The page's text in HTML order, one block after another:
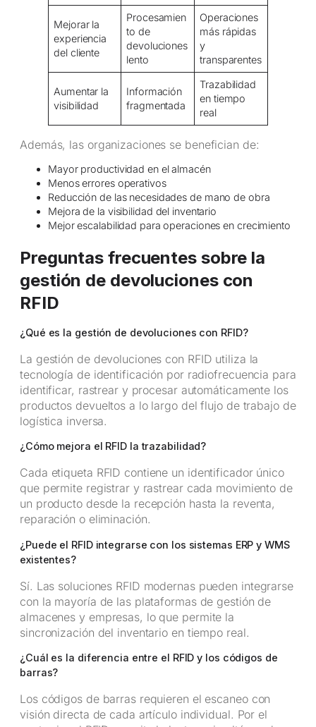
Mejorar la
experiencia
del cliente
Procesamien
to de
devoluciones
lento
Operaciones
más rápidas
y
transparentes
Aumentar la
visibilidad
Información
fragmentada
Trazabilidad
en tiempo
real
Además, las organizaciones se benefician de:
Mayor productividad en el almacén
Menos errores operativos
Reducción de las necesidades de mano de obra
Mejora de la visibilidad del inventario
Mejor escalabilidad para operaciones en crecimiento
Preguntas frecuentes sobre la
gestión de devoluciones con
RFID
¿Qué es la gestión de devoluciones con RFID?
La gestión de devoluciones con RFID utiliza la
tecnología de identificación por radiofrecuencia para
identificar, rastrear y procesar automáticamente los
productos devueltos a lo largo del flujo de trabajo de
logística inversa.
¿Cómo mejora el RFID la trazabilidad?
Cada etiqueta RFID contiene un identificador único
que permite registrar y rastrear cada movimiento de
un producto desde la recepción hasta la reventa,
reparación o eliminación.
¿Puede el RFID integrarse con los sistemas ERP y WMS
existentes?
Sí. Las soluciones RFID modernas pueden integrarse
con la mayoría de las plataformas de gestión de
almacenes y empresas, lo que permite la
sincronización del inventario en tiempo real.
¿Cuál es la diferencia entre el RFID y los códigos de
barras?
Los códigos de barras requieren el escaneo con
visión directa de cada artículo individual. Por el